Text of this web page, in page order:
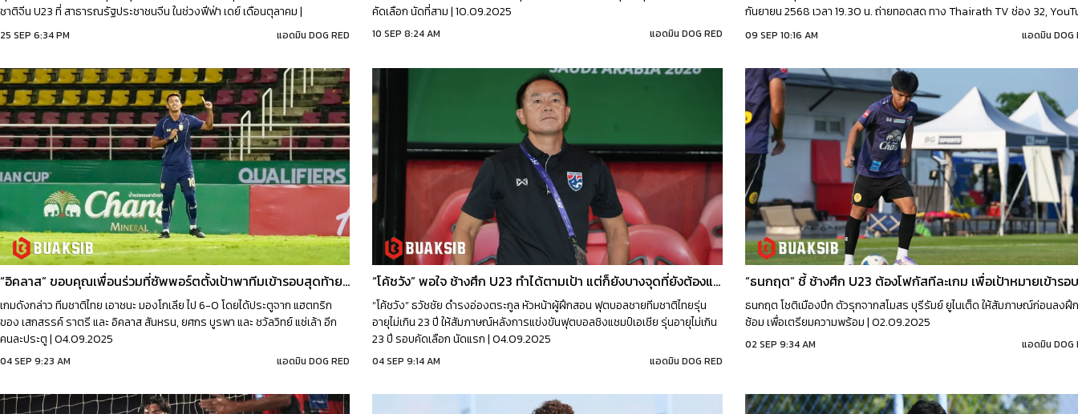
ชาติจีน U23 ที่ สาธารณรัฐประชาชนจีน ในช่วงฟีฟ่า เดย์ เดือนตุลาคม |
25.09.2025
25 SEP 6:34 PM แอดมิน DOG RED
คัดเลือก นัดที่สาม | 10.09.2025
10 SEP 8:24 AM แอดมิน DOG RED
กันยายน 2568 เวลา 19.30 น. ถ่ายทอดสด ทาง Thairath TV ช่อง 32,
: BG Sports และ True Visions NOW | 09.09.2025
09 SEP 10:16 AM แอดมิน DOG
“อิคลาส” ขอบคุณเพื่อนร่วมที่ซัพพอร์ตตั้งเป้าพาทีมเข้ารอบสุดท้ายให้ได้
เกมดังกล่าว ทีมชาติไทย เอาชนะ มองโกเลีย ไป 6-0 โดยได้ประตูจาก แฮตทริก
ของ เสกสรรค์ ราตรี และ อิคลาส สันหรน, ยศกร บูรพา และ ชวัลวิทย์ แซ่เล้า อีก
คนละประตู | 04.09.2025
04 SEP 9:23 AM แอดมิน DOG RED
“โค้ชวัง” พอใจ ช้างศึก U23 ทำได้ตามเป้า แต่ก็ยังบางจุดที่ยังต้องแก้ไข
“โค้ชวัง” ธวัชชัย ดำรงอ่องตระกูล หัวหน้าผู้ฝึกสอน ฟุตบอลชายทีมชาติไทยรุ่น
อายุไม่เกิน 23 ปี ให้สัมภาษณ์หลังการแข่งขันฟุตบอลชิงแชมป์เอเชีย รุ่นอายุไม่เกิน
23 ปี รอบคัดเลือก นัดแรก | 04.09.2025
04 SEP 9:14 AM แอดมิน DOG RED
ธนกฤต โชติเมืองปีก ตัวรุกจากสโมสร บุรีรัมย์ ยูไนเต็ด ให้สัมภาษณ์ก่อนลงฝึก
ซ้อม เพื่อเตรียมความพร้อม | 02.09.2025
02 SEP 9:34 AM แอดมิน DOG